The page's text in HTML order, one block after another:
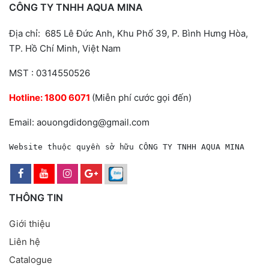
CÔNG TY TNHH AQUA MINA
Địa chỉ: 685 Lê Đức Anh, Khu Phố 39, P. Bình Hưng Hòa,
TP. Hồ Chí Minh, Việt Nam
MST : 0314550526
Hotline:1800 6071 (Miễn phí cước gọi đến)
Email: aouongdidong@gmail.com
Website thuộc quyền sở hữu CÔNG TY TNHH AQUA MINA
THÔNG TIN
Giới thiệu
Liên hệ
Catalogue